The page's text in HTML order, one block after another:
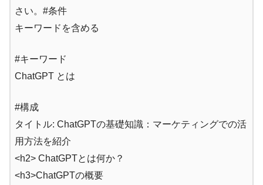
さい。#条件
キーワードを含める
#キーワード
ChatGPT とは
#構成
タイトル: ChatGPTの基礎知識：マーケティングでの活
用方法を紹介
<h2> ChatGPTとは何か？
<h3>ChatGPTの概要